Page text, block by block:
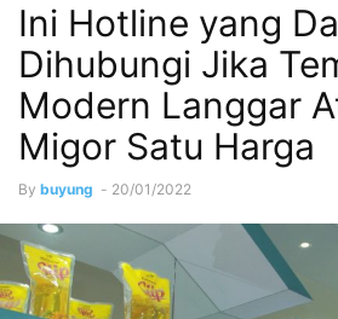
Ini Hotline yang
Dihubungi Jika
Modern Langgar
Migor Satu Harga
By buyung - 20/01/2022